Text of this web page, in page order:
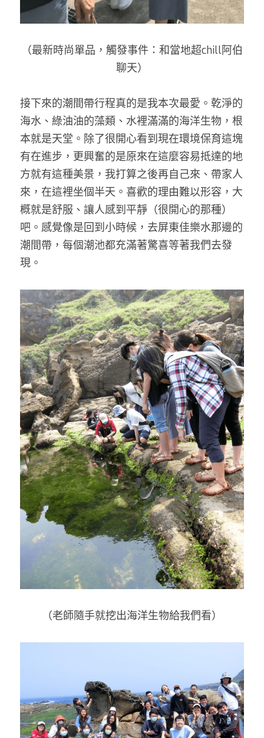
（最新時尚單品，觸發事件：和當地超chill阿伯
聊天）
接下來的潮間帶行程真的是我本次最愛。乾淨的
海水、綠油油的藻類、水裡滿滿的海洋生物，根
本就是天堂。除了很開心看到現在環境保育這塊
有在進步，更興奮的是原來在這麼容易抵達的地
方就有這種美景，我打算之後再自己來、帶家人
來，在這裡坐個半天。喜歡的理由難以形容，大
概就是舒服、讓人感到平靜（很開心的那種）
吧。感覺像是回到小時候，去屏東佳樂水那邊的
潮間帶，每個潮池都充滿著驚喜等著我們去發
現。
（老師隨手就挖出海洋生物給我們看）